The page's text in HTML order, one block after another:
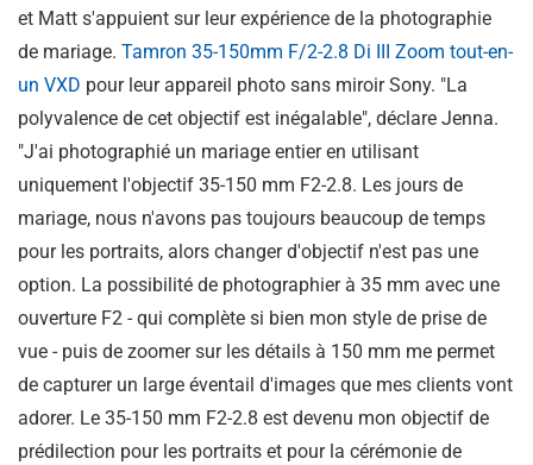
et Matt s'appuient sur leur expérience de la photographie
de mariage. Tamron 35-150mm F/2-2.8 Di III Zoom tout-en-
un VXD pour leur appareil photo sans miroir Sony. "La
polyvalence de cet objectif est inégalable", déclare Jenna.
"J'ai photographié un mariage entier en utilisant
uniquement l'objectif 35-150 mm F2-2.8. Les jours de
mariage, nous n'avons pas toujours beaucoup de temps
pour les portraits, alors changer d'objectif n'est pas une
option. La possibilité de photographier à 35 mm avec une
ouverture F2 - qui complète si bien mon style de prise de
vue - puis de zoomer sur les détails à 150 mm me permet
de capturer un large éventail d'images que mes clients vont
adorer. Le 35-150 mm F2-2.8 est devenu mon objectif de
prédilection pour les portraits et pour la cérémonie de